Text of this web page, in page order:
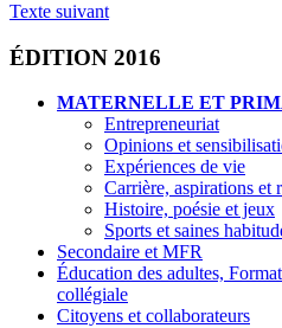
Texte suivant
ÉDITION 2016
MATERNELLE ET
Entrepreneuriat
Opinions et
Expériences de vie
Carrière, aspirations et
Histoire, poésie et jeux
Sports et saines
Secondaire et MFR
Éducation des adultes,
collégiale
Citoyens et collaborateurs